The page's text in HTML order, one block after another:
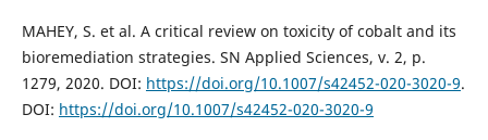
MAHEY, S. et al. A critical review on toxicity of cobalt and its
bioremediation strategies. SN Applied Sciences, v. 2, p.
1279, 2020. DOI: https://doi.org/10.1007/s42452-020-3020-9.
DOI: https://doi.org/10.1007/s42452-020-3020-9